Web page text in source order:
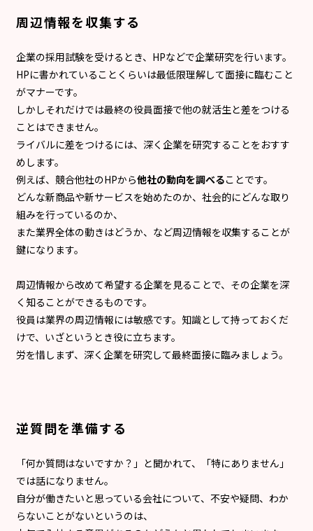
周辺情報を収集する
企業の採用試験を受けるとき、HPなどで企業研究を行います。
HPに書かれていることくらいは最低限理解して面接に臨むこと
がマナーです。
しかしそれだけでは最終の役員面接で他の就活生と差をつける
ことはできません。
ライバルに差をつけるには、深く企業を研究することをおすす
めします。
例えば、競合他社のHPから他社の動向を調べることです。
どんな新商品や新サービスを始めたのか、社会的にどんな取り
組みを行っているのか、
また業界全体の動きはどうか、など周辺情報を収集することが
鍵になります。
周辺情報から改めて希望する企業を見ることで、その企業を深
く知ることができるものです。
役員は業界の周辺情報には敏感です。知識として持っておくだ
けで、いざというとき役に立ちます。
労を惜しまず、深く企業を研究して最終面接に臨みましょう。
逆質問を準備する
「何か質問はないですか？」と聞かれて、「特にありません」
では話になりません。
自分が働きたいと思っている会社について、不安や疑問、わか
らないことがないというのは、